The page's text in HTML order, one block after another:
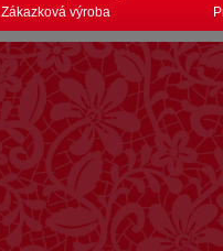
Zákazková výroba